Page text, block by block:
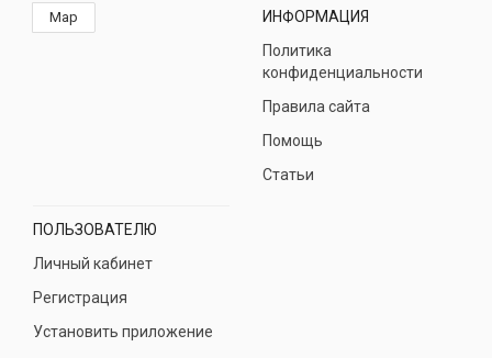
Map
ИНФОРМАЦИЯ
Политика
конфиденциальности
Правила сайта
Помощь
Статьи
ПОЛЬЗОВАТЕЛЮ
Личный кабинет
Регистрация
Установить приложение